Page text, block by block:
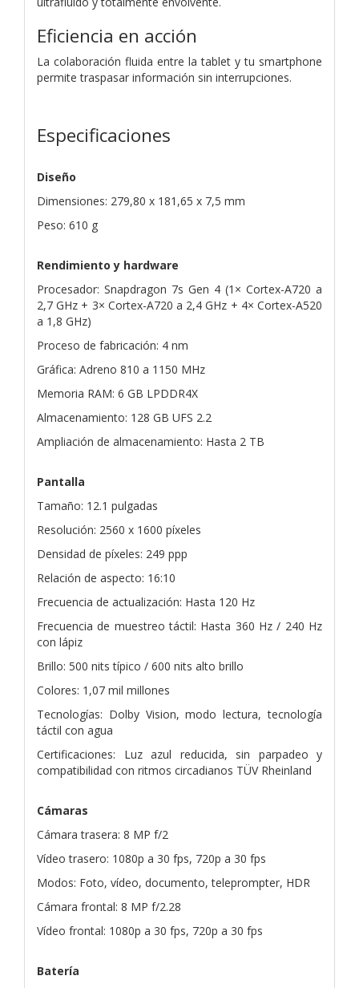
Eficiencia en acción
La colaboración fluida entre la tablet y tu smartphone
permite traspasar información sin interrupciones.
Especificaciones
Diseño
Dimensiones: 279,80 x 181,65 x 7,5 mm
Peso: 610 g
Rendimiento y hardware
Procesador: Snapdragon 7s Gen 4 (1× Cortex-A720 a
2,7 GHz + 3× Cortex-A720 a 2,4 GHz + 4× Cortex-A520
a 1,8 GHz)
Proceso de fabricación: 4 nm
Gráfica: Adreno 810 a 1150 MHz
Memoria RAM: 6 GB LPDDR4X
Almacenamiento: 128 GB UFS 2.2
Ampliación de almacenamiento: Hasta 2 TB
Pantalla
Tamaño: 12.1 pulgadas
Resolución: 2560 x 1600 píxeles
Densidad de píxeles: 249 ppp
Relación de aspecto: 16:10
Frecuencia de actualización: Hasta 120 Hz
Frecuencia de muestreo táctil: Hasta 360 Hz / 240 Hz
con lápiz
Brillo: 500 nits típico / 600 nits alto brillo
Colores: 1,07 mil millones
Tecnologías: Dolby Vision, modo lectura, tecnología
táctil con agua
Certificaciones: Luz azul reducida, sin parpadeo y
compatibilidad con ritmos circadianos TÜV Rheinland
Cámaras
Cámara trasera: 8 MP f/2
Vídeo trasero: 1080p a 30 fps, 720p a 30 fps
Modos: Foto, vídeo, documento, teleprompter, HDR
Cámara frontal: 8 MP f/2.28
Vídeo frontal: 1080p a 30 fps, 720p a 30 fps
Batería